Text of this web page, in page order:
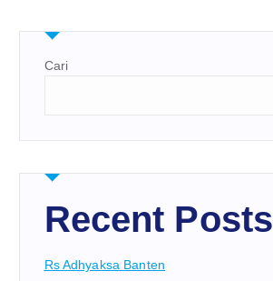
Cari
Recent Posts
Rs Adhyaksa Banten